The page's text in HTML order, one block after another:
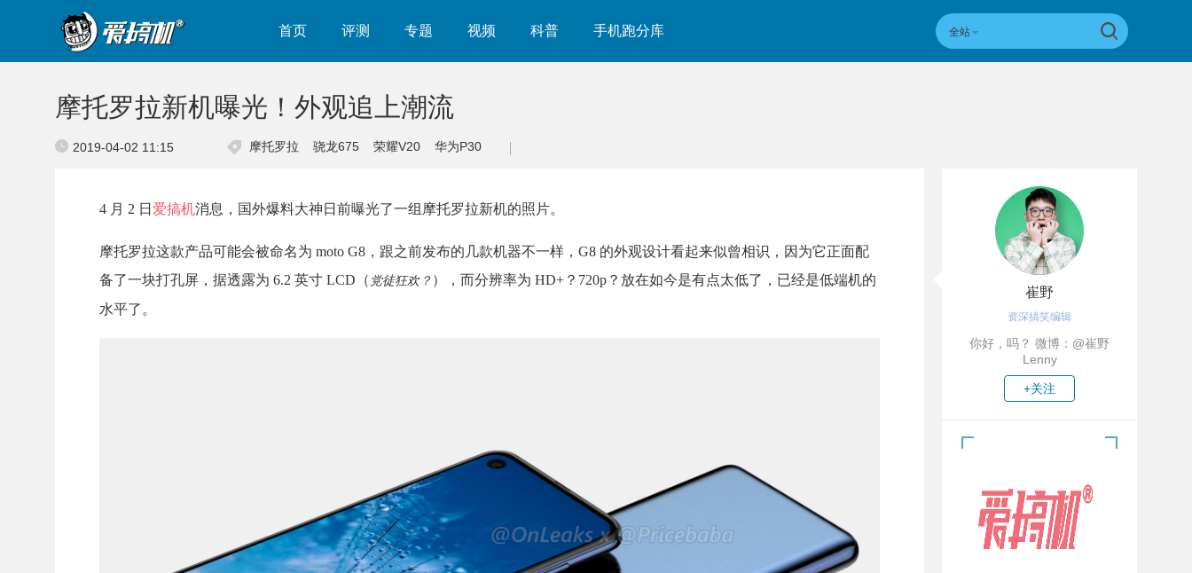
首页 评测 专题 视频 科普 手机跑分库 全站
摩托罗拉新机曝光！外观追上潮流
2019-04-02 11:15 摩托罗拉 骁龙675 荣耀V20 华为P30
4 月 2 日 爱搞机消息，国外爆料大神日前曝光了一组摩托罗拉新机的照片。
摩托罗拉这款产品可能会被命名为 moto G8，跟之前发布的几款机器不一样，G8 的外观设计看起来似曾相识，因为它正面配
备了一块打孔屏，据透露为 6.2 英寸 LCD（ 党徒狂欢？ ），而分辨率为 HD+？720p？放在如今是有点太低了，已经是低端机的
水平了。
崔野
资深搞笑编辑
你好，吗？ 微博：@崔野
Lenny
+关注